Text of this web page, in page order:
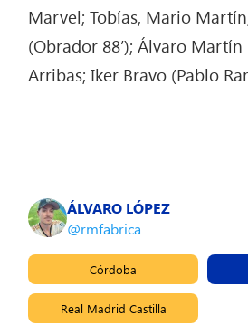
Marvel; Tobías, Mario
(Obrador 88’); Álvaro Martín
Arribas; Iker Bravo (Pablo
ÁLVARO LÓPEZ
@rmfabrica
Córdoba
Real Madrid Castilla